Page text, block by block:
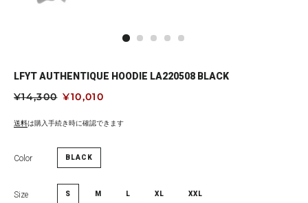
LFYT AUTHENTIQUE HOODIE LA220508 BLACK
通
価
¥14,300 セ
ル
格
¥10,010
送料は購入手続き時に確認できます
Color BLACK
Size S M L XL XXL